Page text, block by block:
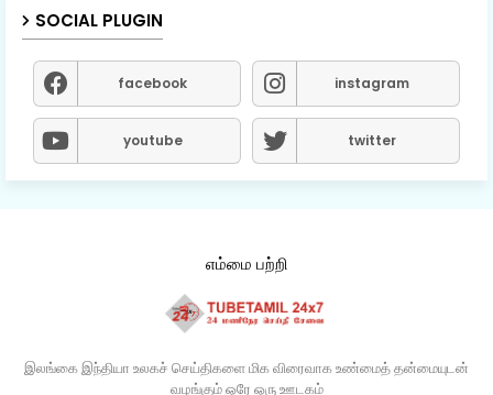
SOCIAL PLUGIN
facebook instagram
youtube twitter
எம்மை பற்றி
இலங்கை இந்தியா உலகச் செய்திகளை மிக விரைவாக உண்மைத் தன்மையுடன்
வழங்கும் ஒரே ஒரு ஊடகம்​